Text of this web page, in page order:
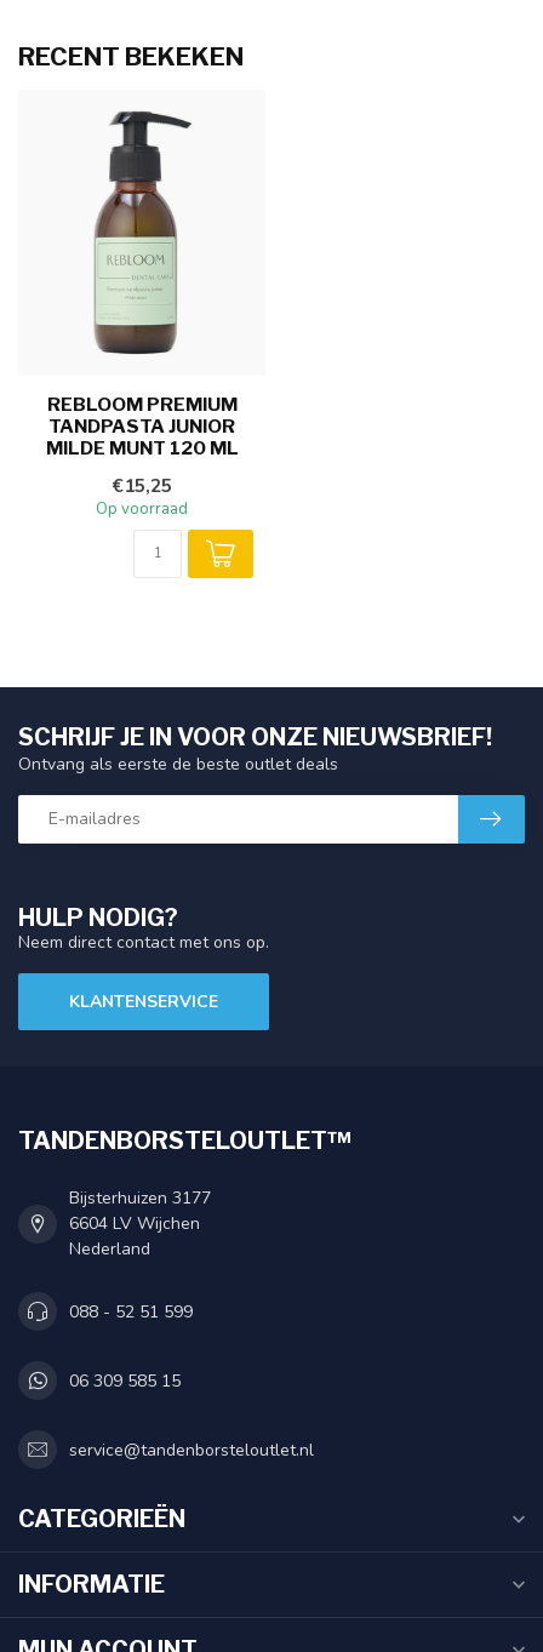
RECENT BEKEKEN
REBLOOM PREMIUM
TANDPASTA JUNIOR
MILDE MUNT 120 ML
€15,25
Op voorraad
HULP NODIG?
Neem direct contact met ons op.
KLANTENSERVICE
SCHRIJF JE IN VOOR ONZE NIEUWSBRIEF!
Ontvang als eerste de beste outlet deals
TANDENBORSTELOUTLET™
Bijsterhuizen 3177
6604 LV Wijchen
Nederland
088 - 52 51 599
06 309 585 15
service@tandenborsteloutlet.nl
CATEGORIEËN
INFORMATIE